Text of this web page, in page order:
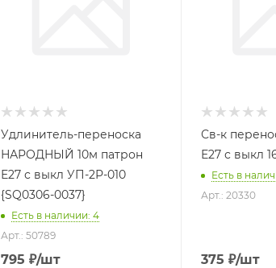
Удлинитель-переноска
НАРОДНЫЙ 10м патрон
Е27 с выкл УП-2Р-010
{SQ0306-0037}
Есть в наличии: 4
Арт.: 50789
795 ₽/шт
Св-к
Е27 с выкл
Есть в
Арт.: 20330
375 ₽/шт